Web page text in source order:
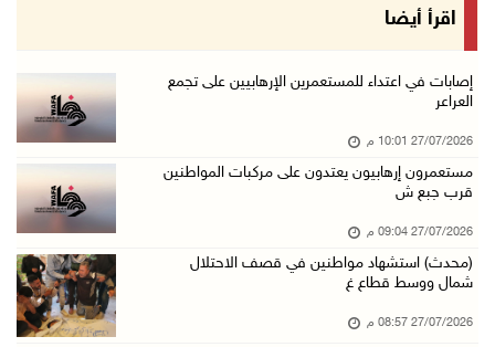
اقرأ أيضا
إصابات في اعتداء للمستعمرين الإرهابيين على تجمع
العراعر
27/07/2026 10:01 م
مستعمرون إرهابيون يعتدون على مركبات المواطنين
قرب جبع ش
27/07/2026 09:04 م
(محدث) استشهاد مواطنين في قصف الاحتلال
شمال ووسط قطاع غ
27/07/2026 08:57 م